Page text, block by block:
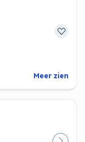
Meer zien